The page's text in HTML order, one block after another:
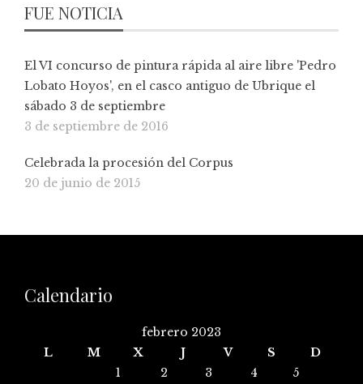
FUE NOTICIA
El VI concurso de pintura rápida al aire libre 'Pedro
Lobato Hoyos', en el casco antiguo de Ubrique el
sábado 3 de septiembre
3 de septiembre de 2016
Celebrada la procesión del Corpus
20 de junio de 2015
Calendario
febrero 2023
L
M X J V S
D
1
2 3 4
5